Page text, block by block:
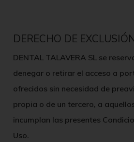
DERECHO DE
DENTAL TALAVERA SL se
denegar o retirar el acceso a
ofrecidos sin necesidad de
propia o de un tercero, a
incumplan las presentes
Uso.